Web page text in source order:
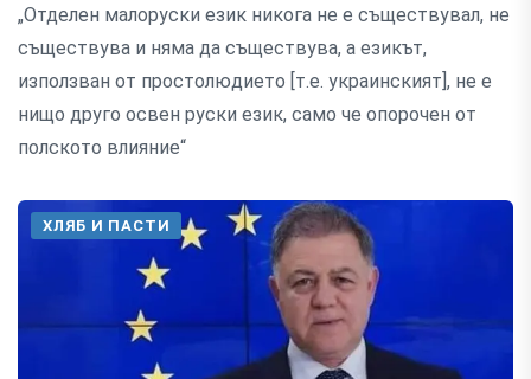
„Отделен малоруски език никога не е съществувал, не
съществува и няма да съществува, а езикът,
използван от простолюдието [т.е. украинският], не е
нищо друго освен руски език, само че опорочен от
полското влияние“
ХЛЯБ И ПАСТИ